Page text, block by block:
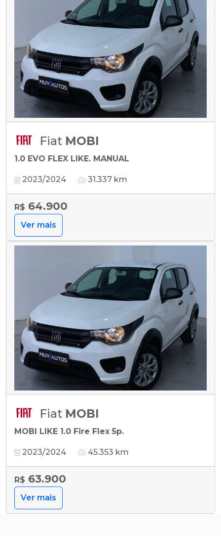
Fiat MOBI
1.0 EVO FLEX LIKE. MANUAL
2023/2024 31.337 km
R$ 64.900
Ver mais
Fiat MOBI
MOBI LIKE 1.0 Fire Flex 5p.
2023/2024 45.353 km
R$ 63.900
Ver mais